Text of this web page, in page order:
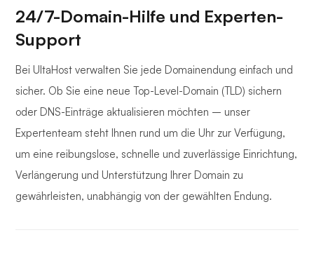
24/7-Domain-Hilfe und Experten-
Support
Bei UltaHost verwalten Sie jede Domainendung einfach und
sicher. Ob Sie eine neue Top-Level-Domain (TLD) sichern
oder DNS-Einträge aktualisieren möchten – unser
Expertenteam steht Ihnen rund um die Uhr zur Verfügung,
um eine reibungslose, schnelle und zuverlässige Einrichtung,
Verlängerung und Unterstützung Ihrer Domain zu
gewährleisten, unabhängig von der gewählten Endung.